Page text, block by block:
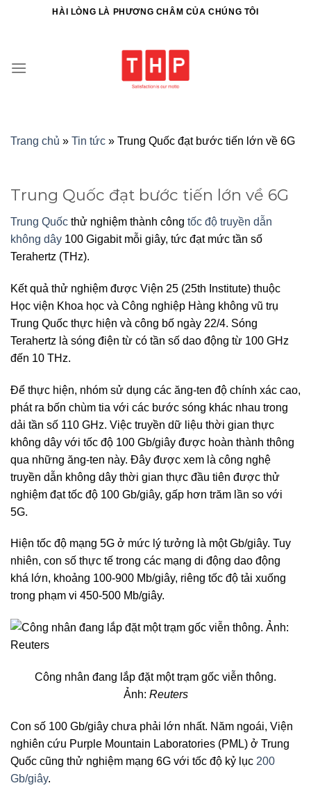
HÀI LÒNG LÀ PHƯƠNG CHÂM CỦA CHÚNG TÔI
Trang chủ » Tin tức » Trung Quốc đạt bước tiến lớn về 6G
Trung Quốc đạt bước tiến lớn về 6G
Trung Quốc thử nghiệm thành công tốc độ truyền dẫn
không dây 100 Gigabit mỗi giây, tức đạt mức tần số
Terahertz (THz).
Kết quả thử nghiệm được Viện 25 (25th Institute) thuộc
Học viện Khoa học và Công nghiệp Hàng không vũ trụ
Trung Quốc thực hiện và công bố ngày 22/4. Sóng
Terahertz là sóng điện từ có tần số dao động từ 100 GHz
đến 10 THz.
Để thực hiện, nhóm sử dụng các ăng-ten độ chính xác cao,
phát ra bốn chùm tia với các bước sóng khác nhau trong
dải tần số 110 GHz. Việc truyền dữ liệu thời gian thực
không dây với tốc độ 100 Gb/giây được hoàn thành thông
qua những ăng-ten này. Đây được xem là công nghệ
truyền dẫn không dây thời gian thực đầu tiên được thử
nghiệm đạt tốc độ 100 Gb/giây, gấp hơn trăm lần so với
5G.
Hiện tốc độ mạng 5G ở mức lý tưởng là một Gb/giây. Tuy
nhiên, con số thực tế trong các mạng di động dao động
khá lớn, khoảng 100-900 Mb/giây, riêng tốc độ tải xuống
trong phạm vi 450-500 Mb/giây.
Công nhân đang lắp đặt một trạm gốc viễn thông.
Ảnh: Reuters
Con số 100 Gb/giây chưa phải lớn nhất. Năm ngoái, Viện
nghiên cứu Purple Mountain Laboratories (PML) ở Trung
Quốc cũng thử nghiệm mạng 6G với tốc độ kỷ lục 200
Gb/giây.